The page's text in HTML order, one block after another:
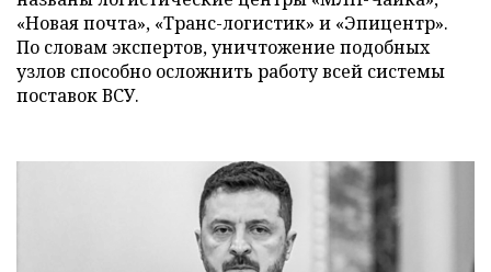
«Новая почта», «Транс-логистик» и «Эпицентр».
По словам экспертов, уничтожение подобных
узлов способно осложнить работу всей системы
поставок ВСУ.